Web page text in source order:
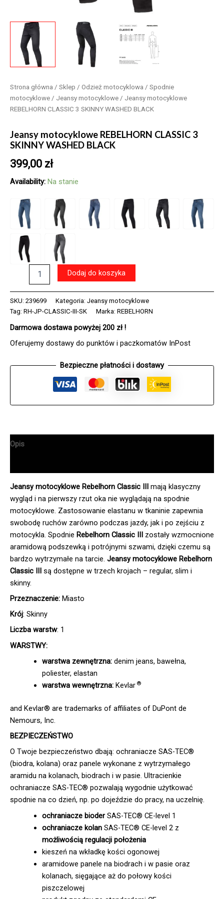
Strona główna / Sklep / Odzież motocyklowa / Spodnie
motocyklowe / Jeansy motocyklowe / Jeansy motocyklowe
REBELHORN CLASSIC 3 SKINNY WASHED BLACK
Jeansy motocyklowe REBELHORN CLASSIC 3
SKINNY WASHED BLACK
399,00 zł
Availability: Na stanie
REBELHORN
CLASSIC
SKINNY
WASHED
BLACK
Dodaj do koszyka
SKU: 239699 Kategoria: Jeansy motocyklowe
Tag: RH-JP-CLASSIC-III-SK Marka: REBELHORN
Darmowa dostawa powyżej 200 zł !
Oferujemy dostawy do punktów i paczkomatów InPost
Bezpieczne płatności i dostawy
Opis
Jeansy motocyklowe Rebelhorn Classic III mają klasyczny
wygląd i na pierwszy rzut oka nie wyglądają na spodnie
motocyklowe. Zastosowanie elastanu w tkaninie zapewnia
swobodę ruchów zarówno podczas jazdy, jak i po zejściu z
motocykla. Spodnie Rebelhorn Classic III zostały wzmocnione
aramidową podszewką i potrójnymi szwami, dzięki czemu są
bardzo wytrzymałe na tarcie. Jeansy motocyklowe Rebelhorn
Classic III są dostępne w trzech krojach – regular, slim i
skinny.
Przeznaczenie: Miasto
Krój: Skinny
Liczba warstw: 1
WARSTWY:
warstwa zewnętrzna:denim jeans, bawełna,
poliester, elastan
warstwa wewnętrzna:Kevlar®
and Kevlar® are trademarks of affiliates of DuPont de
Nemours, Inc.
BEZPIECZEŃSTWO
O Twoje bezpieczeństwo dbają: ochraniacze SAS-TEC®
(biodra, kolana) oraz panele wykonane z wytrzymałego
aramidu na kolanach, biodrach i w pasie. Ultracienkie
ochraniacze SAS-TEC® pozwalają wygodnie użytkować
spodnie na co dzień, np. po dojeździe do pracy, na uczelnię.
ochraniacze bioder SAS-TEC® CE-level 1
ochraniacze kolanSAS-TEC® CE-level 2 z
możliwością regulacji położenia
kieszeń na wkładkę kości ogonowej
aramidowe panele na biodrach i w pasie oraz
kolanach, sięgające aż do połowy kości
piszczelowej